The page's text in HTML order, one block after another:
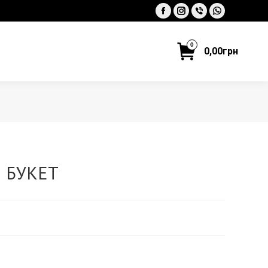
Facebook
Instagram
ViberWhatsapp
0,00грн
0